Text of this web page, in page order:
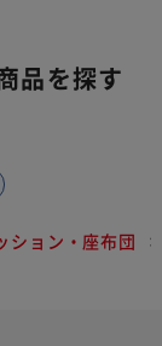
品を探す
ション・座布団